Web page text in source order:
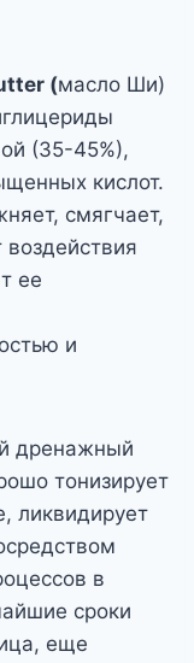
(масло Ши)
(35-45%),
кислот.
смягчает,
ее
и
дренажный
тонизирует
ликвидирует
в
сроки
еще